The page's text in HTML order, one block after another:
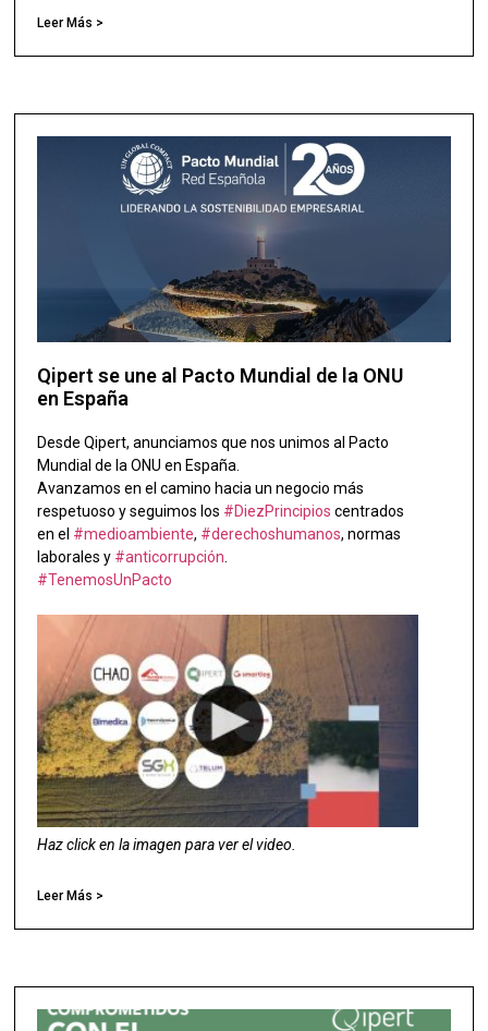
Leer Más >
Qipert se une al Pacto Mundial de la ONU
en España
Desde Qipert, anunciamos que nos unimos al Pacto
Mundial de la ONU en España.
Avanzamos en el camino hacia un negocio más
respetuoso y seguimos los #DiezPrincipios centrados
en el #medioambiente, #derechoshumanos, normas
laborales y #anticorrupción.
#TenemosUnPacto
Haz click en la imagen para ver el video.
Leer Más >